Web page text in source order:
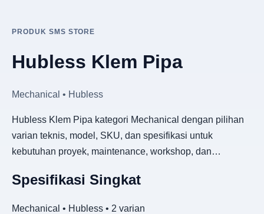
PRODUK SMS STORE
Hubless Klem Pipa
Mechanical • Hubless
Hubless Klem Pipa kategori Mechanical dengan pilihan
varian teknis, model, SKU, dan spesifikasi untuk
kebutuhan proyek, maintenance, workshop, dan…
Spesifikasi Singkat
Mechanical • Hubless • 2 varian